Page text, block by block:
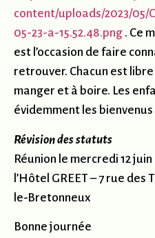
content/uploads/2023/05/
05-23-a-15.52.48.png . Ce
est l’occasion de faire
retrouver. Chacun est libre
manger et à boire. Les
évidemment les bienvenus
Révision des statuts
Réunion le mercredi 12
l’Hôtel GREET – 7 rue des
le-Bretonneux
Bonne journée